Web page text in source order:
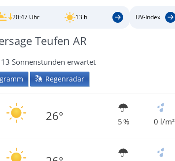
20:47 Uhr 13 h UV-Index
Teufen AR
Sonnenstunden erwartet
Regenradar
26° 5 % 0 l/m²